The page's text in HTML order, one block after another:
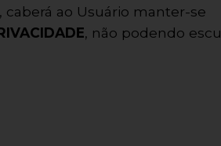
caberá ao Usuário manter-se
, não podendo